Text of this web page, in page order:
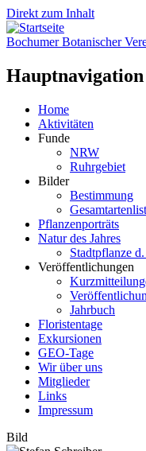
Direkt zum Inhalt
Bochumer Botanischer
Hauptnavigation
Home
Aktivitäten
Funde
NRW
Ruhrgebiet
Bilder
Bestimmung
Pflanzenporträts
Natur des Jahres
Stadtpflanze d.
Veröffentlichungen
Jahrbuch
Floristentage
Exkursionen
GEO-Tage
Wir über uns
Mitglieder
Links
Impressum
Bild